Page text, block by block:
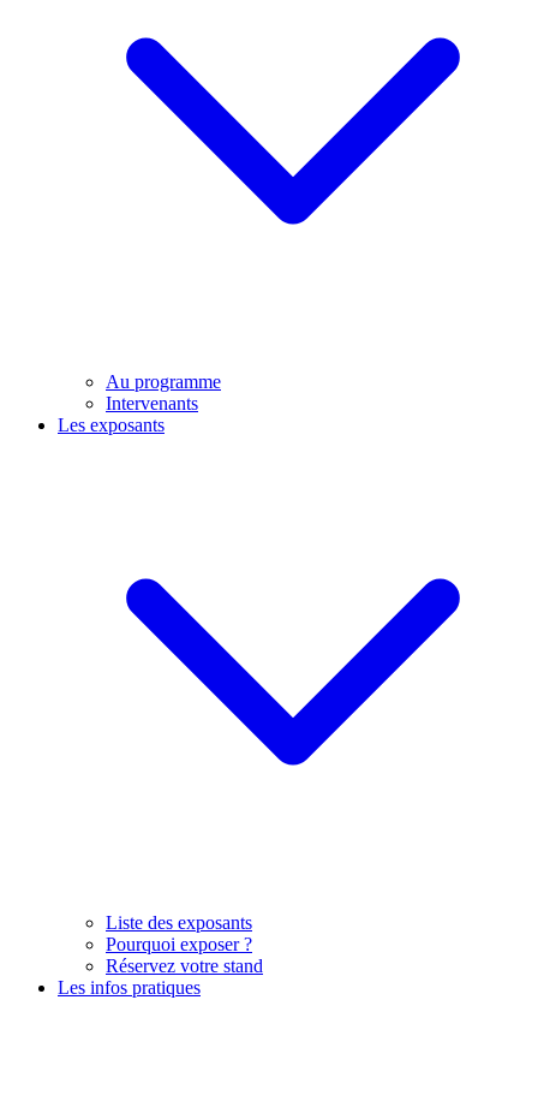
Au programme
Intervenants
Les exposants
Liste des exposants
Pourquoi exposer ?
Réservez votre stand
Les infos pratiques